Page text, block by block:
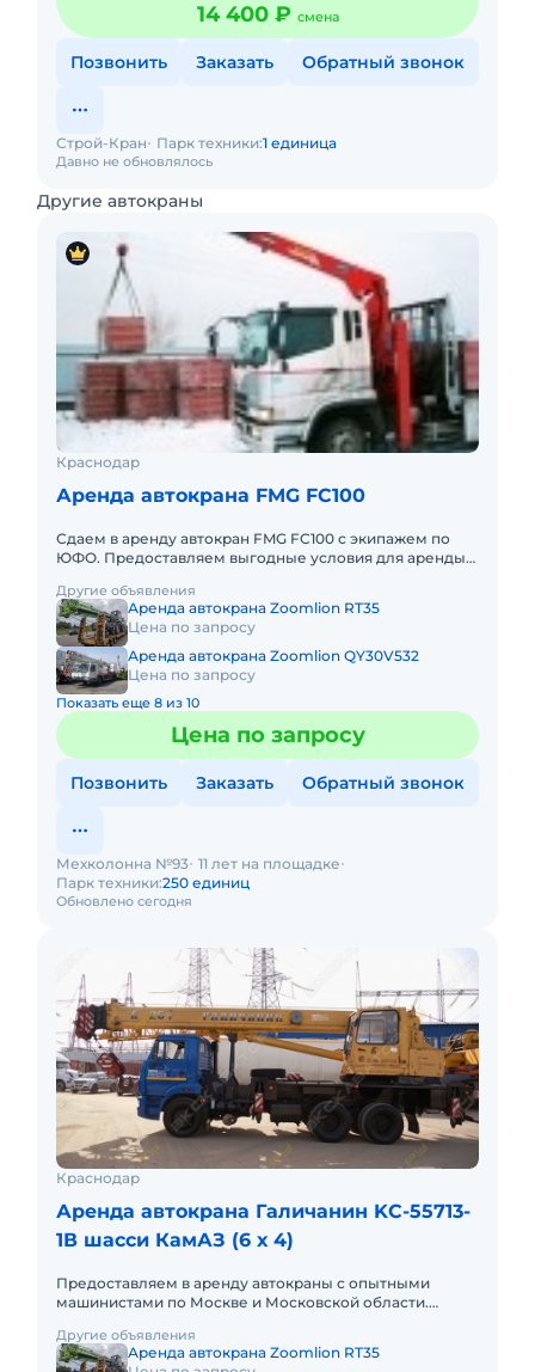
14 400 ₽ смена
Позвонить Заказать Обратный звонок
Давно не обновлялось
Строй-Кран Парк техники:1 единица
Другие автокраны
Краснодар
Аренда автокрана FMG FC100
Сдаем в аренду автокран FMG FC100 с экипажем по
ЮФО. Предоставляем выгодные условия для аренды
Кроме аренды спец
Другие объявления
Аренда автокрана Zoomlion RT35
Цена по запросу
Аренда автокрана Zoomlion QY30V532
Цена по запросу
Показать еще 8 из 10
Цена по запросу
Позвонить Заказать Обратный звонок
Обновлено сегодня
Мехколонна №93 11 лет на площадке
Парк техники:250 единиц
Краснодар
Аренда автокрана Галичанин KC-55713-
1В шасси КамАЗ (6 х 4)
Предоставляем в аренду автокраны с опытными
машинистами по Москве и Московской области.
(почасовой, посменный) При
Другие объявления
Аренда автокрана Zoomlion RT35